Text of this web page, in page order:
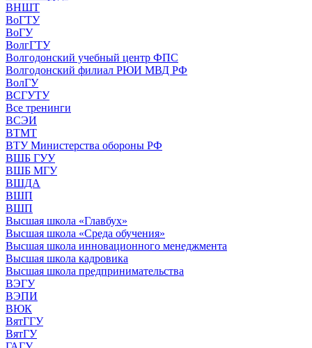
ВНШТ
ВоГТУ
ВоГУ
ВолгГТУ
Волгодонский учебный центр ФПС
Волгодонский филиал РЮИ МВД РФ
ВолГУ
ВСГУТУ
Все тренинги
ВСЭИ
ВТМТ
ВТУ Министерства обороны РФ
ВШБ ГУУ
ВШБ МГУ
ВШДА
ВШП
ВШП
Высшая школа «Главбух»
Высшая школа «Среда обучения»
Высшая школа инновационного менеджмента
Высшая школа кадровика
Высшая школа предпринимательства
ВЭГУ
ВЭПИ
ВЮК
ВятГГУ
ВятГУ